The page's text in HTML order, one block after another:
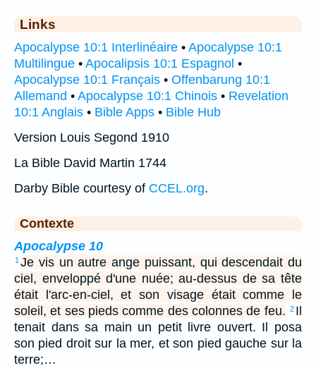
Links
Apocalypse 10:1 Interlinéaire • Apocalypse 10:1
Multilingue • Apocalipsis 10:1 Espagnol •
Apocalypse 10:1 Français • Offenbarung 10:1
Allemand • Apocalypse 10:1 Chinois • Revelation
10:1 Anglais • Bible Apps • Bible Hub
Version Louis Segond 1910
La Bible David Martin 1744
Darby Bible courtesy of CCEL.org.
Contexte
Apocalypse 10
1 Je vis un autre ange puissant, qui descendait du
ciel, enveloppé d'une nuée; au-dessus de sa tête
était l'arc-en-ciel, et son visage était comme le
soleil, et ses pieds comme des colonnes de feu. 2 Il
tenait dans sa main un petit livre ouvert. Il posa
son pied droit sur la mer, et son pied gauche sur la
terre;…